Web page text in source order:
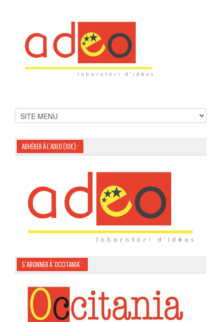
ADHÉRER À L’ADEO (10€) :
S’ABONNER À ‘OCCITANIA’ :